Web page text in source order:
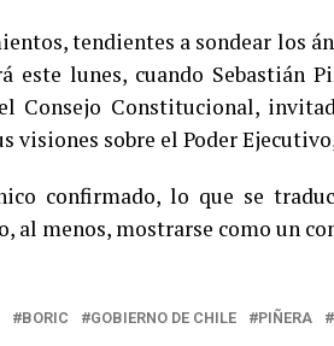
tendientes a sondear los
este lunes, cuando Sebastián
Consejo Constitucional,
visiones sobre el Poder
confirmado, lo que se
al menos, mostrarse como un
BORIC GOBIERNO DE CHILE PIÑERA